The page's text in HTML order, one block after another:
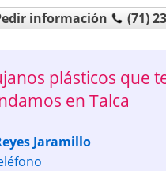
información
(71)
plásticos que
en Talca
Jaramillo